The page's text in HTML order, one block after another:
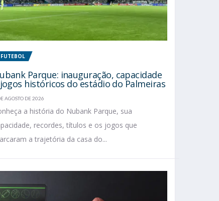
FUTEBOL
Parque: inauguração, capacidade
históricos do estádio do Palmeiras
AGOSTO DE 2026
a história do Nubank Parque, sua
recordes, títulos e os jogos que
a trajetória da casa do...